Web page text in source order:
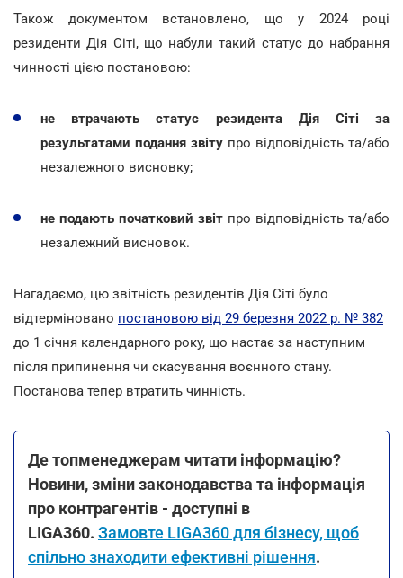
Також документом встановлено, що у 2024 році
резиденти Дія Сіті, що набули такий статус до набрання
чинності цією постановою:
не втрачають статус резидента Дія Сіті за
результатами подання звіту про відповідність та/або
незалежного висновку;
не подають початковий звіт про відповідність та/або
незалежний висновок.
Нагадаємо, цю звітність резидентів Дія Сіті було
відтерміновано постановою від 29 березня 2022 р. № 382
до 1 січня календарного року, що настає за наступним
після припинення чи скасування воєнного стану.
Постанова тепер втратить чинність.
Де топменеджерам читати інформацію?
Новини, зміни законодавства та інформація
про контрагентів - доступні в
LIGA360. Замовте LIGA360 для бізнесу, щоб
спільно знаходити ефективні рішення.